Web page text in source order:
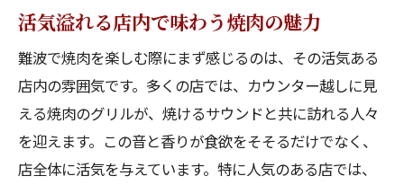
活気溢れる店内で味わう焼肉の魅力
難波で焼肉を楽しむ際にまず感じるのは、その活気ある
店内の雰囲気です。多くの店では、カウンター越しに見
える焼肉のグリルが、焼けるサウンドと共に訪れる人々
を迎えます。この音と香りが食欲をそそるだけでなく、
店全体に活気を与えています。特に人気のある店では、